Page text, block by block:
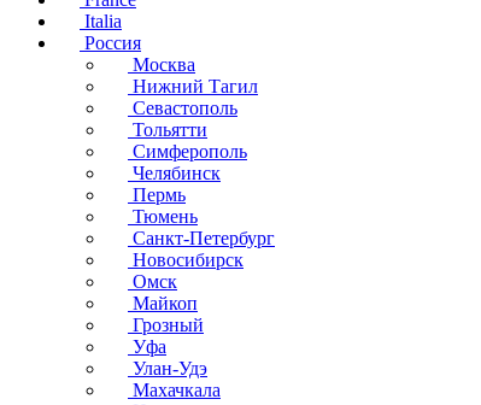
Italia
Россия
Москва
Нижний Тагил
Севастополь
Тольятти
Симферополь
Челябинск
Пермь
Тюмень
Санкт-Петербург
Новосибирск
Омск
Майкоп
Грозный
Уфа
Улан-Удэ
Махачкала